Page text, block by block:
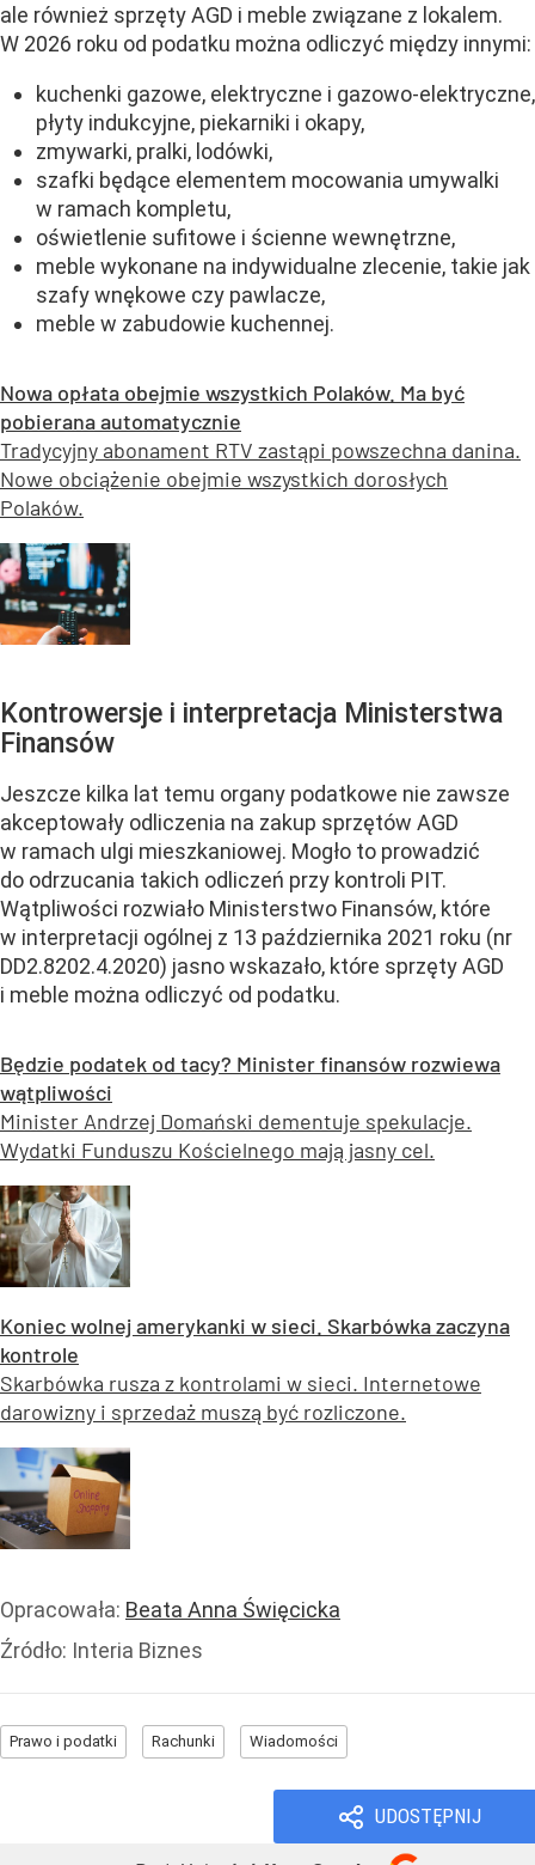
ale również sprzęty AGD i meble związane z lokalem.
W 2026 roku od podatku można odliczyć między innymi:
kuchenki gazowe, elektryczne i gazowo-elektryczne,
płyty indukcyjne, piekarniki i okapy,
zmywarki, pralki, lodówki,
szafki będące elementem mocowania umywalki
w ramach kompletu,
oświetlenie sufitowe i ścienne wewnętrzne,
meble wykonane na indywidualne zlecenie, takie jak
szafy wnękowe czy pawlacze,
meble w zabudowie kuchennej.
Nowa opłata obejmie wszystkich Polaków. Ma być
pobierana automatycznie
Tradycyjny abonament RTV zastąpi powszechna danina.
Nowe obciążenie obejmie wszystkich dorosłych
Polaków.
Kontrowersje i interpretacja Ministerstwa
Finansów
Jeszcze kilka lat temu organy podatkowe nie zawsze
akceptowały odliczenia na zakup sprzętów AGD
w ramach ulgi mieszkaniowej. Mogło to prowadzić
do odrzucania takich odliczeń przy kontroli PIT.
Wątpliwości rozwiało Ministerstwo Finansów, które
w interpretacji ogólnej z 13 października 2021 roku (nr
DD2.8202.4.2020) jasno wskazało, które sprzęty AGD
i meble można odliczyć od podatku.
Będzie podatek od tacy? Minister finansów rozwiewa
wątpliwości
Minister Andrzej Domański dementuje spekulacje.
Wydatki Funduszu Kościelnego mają jasny cel.
Koniec wolnej amerykanki w sieci. Skarbówka zaczyna
kontrole
Skarbówka rusza z kontrolami w sieci. Internetowe
darowizny i sprzedaż muszą być rozliczone.
Opracowała: Beata Anna Święcicka
Źródło: Interia Biznes
Prawo i podatki Rachunki Wiadomości
UDOSTĘPNIJ